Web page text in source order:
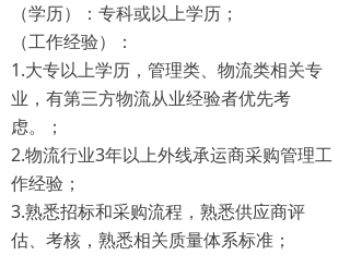
（学历）：专科或以上学历；
（工作经验）：
1.大专以上学历，管理类、物流类相关专
业，有第三方物流从业经验者优先考
虑。；
2.物流行业3年以上外线承运商采购管理工
作经验；
3.熟悉招标和采购流程，熟悉供应商评
估、考核，熟悉相关质量体系标准；